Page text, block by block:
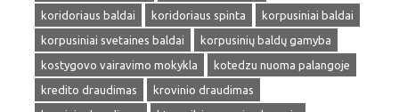
koridoriaus baldai
koridoriaus spinta
korpusiniai baldai
korpusiniai svetaines baldai
korpusinių baldų gamyba
kostygovo vairavimo mokykla
kotedzu nuoma palangoje
kredito draudimas
krovinio draudimas